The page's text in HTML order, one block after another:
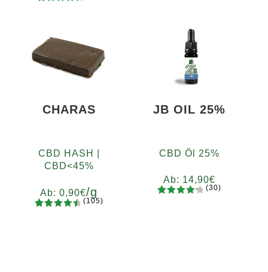
von 5,
basieren
d auf
Kundenb
basieren
d auf
Kundenb
ewertung
CHARAS
CBD HASH |
CBD<45%
Ab:0,90€/g
(105)
JB OIL 25%
CBD Öl 25%
Ab: 14,90€
(30)